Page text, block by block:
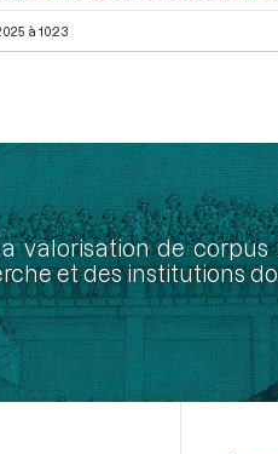
à 10:23
valorisation de
et des institutions